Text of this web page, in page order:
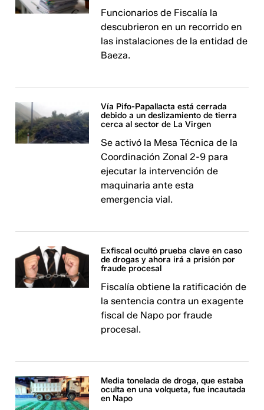
Funcionarios de Fiscalía la
descubrieron en un recorrido en
las instalaciones de la entidad de
Baeza.
Vía Pifo-Papallacta está cerrada
debido a un deslizamiento de tierra
cerca al sector de La Virgen
Se activó la Mesa Técnica de la
Coordinación Zonal 2-9 para
ejecutar la intervención de
maquinaria ante esta
emergencia vial.
Exfiscal ocultó prueba clave en caso
de drogas y ahora irá a prisión por
fraude procesal
Fiscalía obtiene la ratificación de
la sentencia contra un exagente
fiscal de Napo por fraude
procesal.
Media tonelada de droga, que estaba
oculta en una volqueta, fue incautada
en Napo